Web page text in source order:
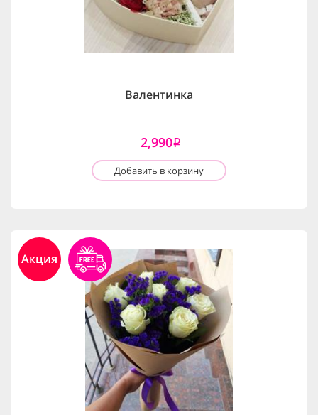
Валентинка
2,990i
Добавить в корзину
Акция